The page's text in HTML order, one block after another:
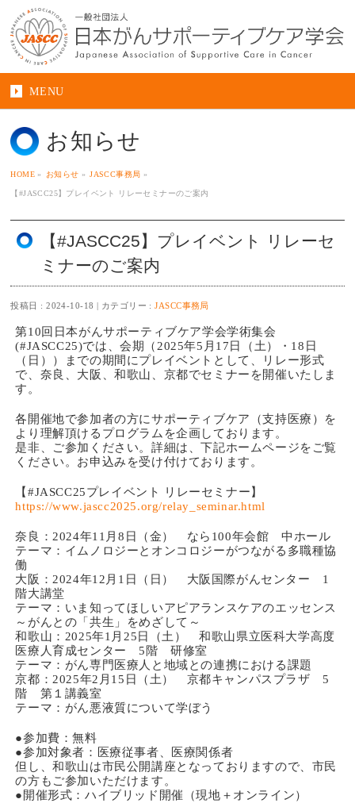
MENU
お知らせ
HOME » お知らせ » JASCC事務局 »
【#JASCC25】プレイベント リレーセミナーのご案内
【#JASCC25】プレイベント リレーセ
ミナーのご案内
投稿日 : 2024-10-18 カテゴリー :JASCC事務局
第10回日本がんサポーティブケア学会学術集会
(#JASCC25)では、会期（2025年5月17日（土）・18日
（日））までの期間にプレイベントとして、リレー形式
で、奈良、大阪、和歌山、京都でセミナーを開催いたしま
す。
各開催地で参加者の方にサポーティブケア（支持医療）を
より理解頂けるプログラムを企画しております。
是非、ご参加ください。詳細は、下記ホームページをご覧
ください。お申込みを受け付けております。
【#JASCC25プレイベント リレーセミナー】
https://www.jascc2025.org/relay_seminar.html
奈良：2024年11月8日（金） なら100年会館 中ホール
テーマ：イムノロジーとオンコロジーがつながる多職種協
働
大阪：2024年12月1日（日） 大阪国際がんセンター 1
階大講堂
テーマ：いま知ってほしいアピアランスケアのエッセンス
～がんとの「共生」をめざして～
和歌山：2025年1月25日（土） 和歌山県立医科大学高度
医療人育成センター 5階 研修室
テーマ：がん専門医療人と地域との連携における課題
京都：2025年2月15日（土） 京都キャンパスプラザ 5
階 第１講義室
テーマ：がん悪液質について学ぼう
●参加費：無料
●参加対象者：医療従事者、医療関係者
但し、和歌山は市民公開講座となっておりますので、市民
の方もご参加いただけます。
●開催形式：ハイブリッド開催（現地＋オンライン）